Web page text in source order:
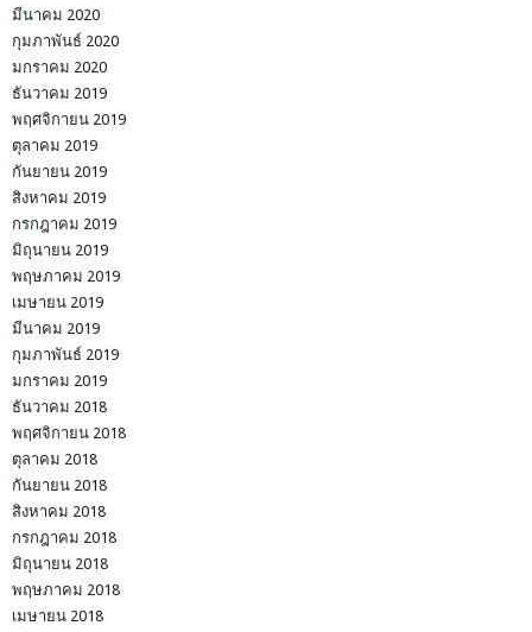
มีนาคม 2020
กุมภาพันธ์ 2020
มกราคม 2020
ธันวาคม 2019
พฤศจิกายน 2019
ตุลาคม 2019
กันยายน 2019
สิงหาคม 2019
กรกฎาคม 2019
มิถุนายน 2019
พฤษภาคม 2019
เมษายน 2019
มีนาคม 2019
กุมภาพันธ์ 2019
มกราคม 2019
ธันวาคม 2018
พฤศจิกายน 2018
ตุลาคม 2018
กันยายน 2018
สิงหาคม 2018
กรกฎาคม 2018
มิถุนายน 2018
พฤษภาคม 2018
เมษายน 2018